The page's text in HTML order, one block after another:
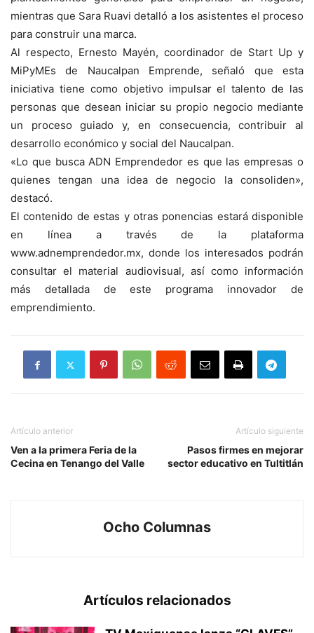
mientras que Sara Ruavi detalló a los asistentes el proceso
para construir una marca.
Al respecto, Ernesto Mayén, coordinador de Start Up y
MiPyMEs de Naucalpan Emprende, señaló que esta
iniciativa tiene como objetivo impulsar el talento de las
personas que desean iniciar su propio negocio mediante
un proceso guiado y, en consecuencia, contribuir al
desarrollo económico y social del Naucalpan.
«Lo que busca ADN Emprendedor es que las empresas o
quienes tengan una idea de negocio la consoliden»,
destacó.
El contenido de estas y otras ponencias estará disponible
en línea a través de la plataforma
www.adnemprendedor.mx, donde los interesados podrán
consultar el material audiovisual, así como información
más detallada de este programa innovador de
emprendimiento.
Artículo anterior
Ven a la primera Feria de la
Cecina en Tenango del Valle
Artículo siguiente
Pasos firmes en mejorar
sector educativo en Tultitlán
Ocho Columnas
Artículos relacionados